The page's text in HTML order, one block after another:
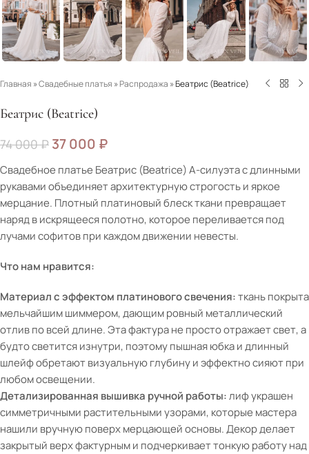
Главная »Свадебные платья »Распродажа »Беатрис (Beatrice)
Беатрис (Beatrice)
74 000₽ 37 000 ₽
Свадебное платье Беатрис (Beatrice) А-силуэта с длинными
рукавами объединяет архитектурную строгость и яркое
мерцание. Плотный платиновый блеск ткани превращает
наряд в искрящееся полотно, которое переливается под
лучами софитов при каждом движении невесты.
Что нам нравится:
Материал с эффектом платинового свечения:ткань покрыта
мельчайшим шиммером, дающим ровный металлический
отлив по всей длине. Эта фактура не просто отражает свет, а
будто светится изнутри, поэтому пышная юбка и длинный
шлейф обретают визуальную глубину и эффектно сияют при
любом освещении.
Детализированная вышивка ручной работы:лиф украшен
симметричными растительными узорами, которые мастера
нашили вручную поверх мерцающей основы. Декор делает
закрытый верх фактурным и подчеркивает тонкую работу над